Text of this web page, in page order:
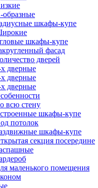
шкафы-купе
шкафы-купе
фасад
дверей
х дверные
дверные
дверные
всю стену
шкафы-купе
потолок
шкафы-купе
секция посередине
маленького помещения